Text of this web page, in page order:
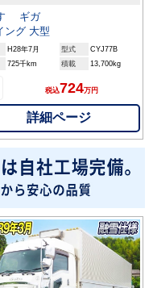
ゞ ギガ
ング 大型
H28年7月 型式
CYJ77B
725千km 積載 13,700kg
税込724万円
詳細ページ